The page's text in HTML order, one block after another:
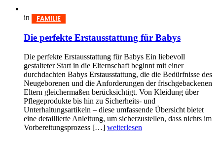
in FAMILIE
Die perfekte Erstausstattung für Babys
Die perfekte Erstausstattung für Babys Ein liebevoll
gestalteter Start in die Elternschaft beginnt mit einer
durchdachten Babys Erst­aus­stattung, die die Bedürfnisse des
Neugeborenen und die Anforderungen der frischgebackenen
Eltern gleichermaßen berücksichtigt. Von Kleidung über
Pflegeprodukte bis hin zu Sicherheits- und
Unterhaltungsartikeln – diese umfassende Übersicht bietet
eine detaillierte Anleitung, um sicherzustellen, dass nichts im
Vorbereitungsprozess […] weiterlesen